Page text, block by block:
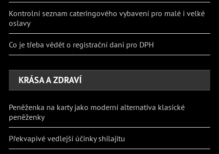
Kontrolní seznam cateringového vybavení pro malé i velké
oslavy
Co je třeba vědět o registrační dani pro DPH
KRÁSA A ZDRAVÍ
Peněženka na karty jako moderní alternativa klasické
peněženky
Překvapivé vedlejší účinky shilajitu